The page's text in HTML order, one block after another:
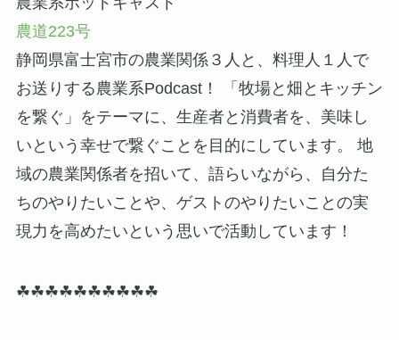
農道223号
静岡県富士宮市の農業関係３人と、料理人１人で
お送りする農業系Podcast！ 「牧場と畑とキッチン
を繋ぐ」をテーマに、生産者と消費者を、美味し
いという幸せで繋ぐことを目的にしています。 地
域の農業関係者を招いて、語らいながら、自分た
ちのやりたいことや、ゲストのやりたいことの実
現力を高めたいという思いで活動しています！
☘☘☘☘☘☘☘☘☘☘